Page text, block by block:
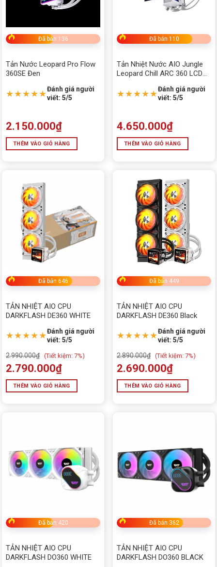
Đã bán 136
Tản Nước Leopard Pro Flow
360SE Đen
★★★★★Đánh giá người
viết: 5/5
2.150.000₫
THÊM VÀO GIỎ HÀNG
Đã bán 110
Tản Nhiệt Nước AIO Jungle
Leopard Chill ARC 360 LCD
★★★★★Đánh giá người
viết: 5/5
4.650.000₫
THÊM VÀO GIỎ HÀNG
Đã bán 646
TẢN NHIỆT AIO CPU
DARKFLASH DE360 WHITE
★★★★★Đánh giá người
viết: 5/5
2.990.000₫ (Tiết kiệm: 7%)
2.790.000₫
THÊM VÀO GIỎ HÀNG
Đã bán 449
TẢN NHIỆT AIO CPU
DARKFLASH DE360 Black
★★★★★Đánh giá người
viết: 5/5
2.890.000₫ (Tiết kiệm: 7%)
2.690.000₫
THÊM VÀO GIỎ HÀNG
Đã bán 420
TẢN NHIỆT AIO CPU
DARKFLASH DO360 WHITE
Đã bán 362
TẢN NHIỆT AIO CPU
DARKFLASH DO360 BLACK